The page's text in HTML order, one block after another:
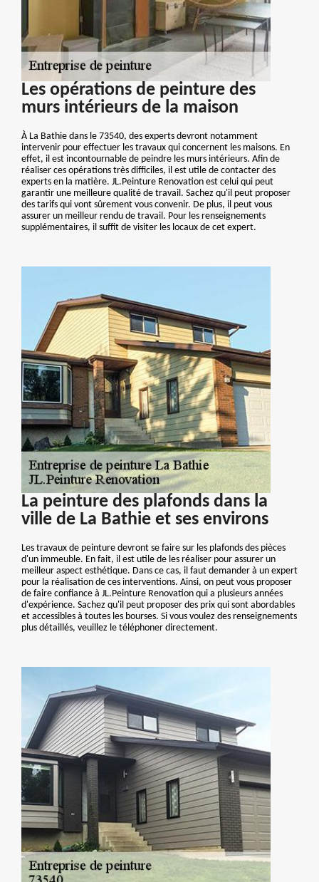
Les opérations de peinture des
murs intérieurs de la maison
À La Bathie dans le 73540, des experts devront notamment
intervenir pour effectuer les travaux qui concernent les maisons. En
effet, il est incontournable de peindre les murs intérieurs. Afin de
réaliser ces opérations très difficiles, il est utile de contacter des
experts en la matière. JL.Peinture Renovation est celui qui peut
garantir une meilleure qualité de travail. Sachez qu'il peut proposer
des tarifs qui vont sûrement vous convenir. De plus, il peut vous
assurer un meilleur rendu de travail. Pour les renseignements
supplémentaires, il suffit de visiter les locaux de cet expert.
La peinture des plafonds dans la
ville de La Bathie et ses environs
Les travaux de peinture devront se faire sur les plafonds des pièces
d'un immeuble. En fait, il est utile de les réaliser pour assurer un
meilleur aspect esthétique. Dans ce cas, il faut demander à un expert
pour la réalisation de ces interventions. Ainsi, on peut vous proposer
de faire confiance à JL.Peinture Renovation qui a plusieurs années
d'expérience. Sachez qu'il peut proposer des prix qui sont abordables
et accessibles à toutes les bourses. Si vous voulez des renseignements
plus détaillés, veuillez le téléphoner directement.